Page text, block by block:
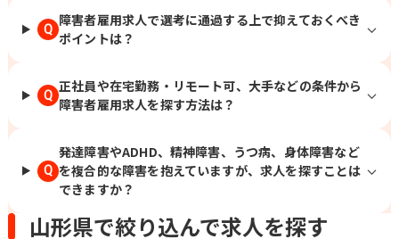
Q
障害者雇用求人で選考に通過する上で抑えておくべき
ポイントは？
Q
正社員や在宅勤務・リモート可、大手などの条件から
障害者雇用求人を探す方法は？
Q
発達障害やADHD、精神障害、うつ病、身体障害など
を複合的な障害を抱えていますが、求人を探すことは
できますか？
山形県で絞り込んで求人を探す